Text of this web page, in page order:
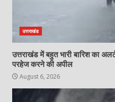
उत्तराखंड
उत्तराखंड में बहुत भारी बारिश का
परहेज करने की अपील
August 6, 2026